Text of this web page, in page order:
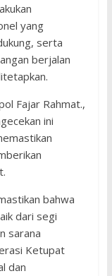
yang
serta
berjalan
Fajar Rahmat.,
ini
bahwa
dari segi
sarana
Ketupat
dan